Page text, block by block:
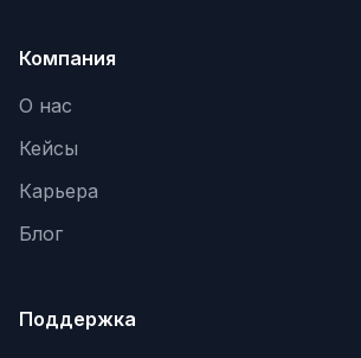
Компания
О нас
Кейсы
Карьера
Блог
Поддержка